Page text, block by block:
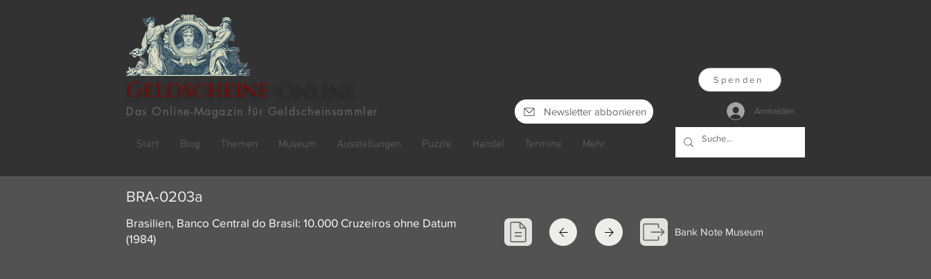
Geldscheine
Das Online-Magazin für Geldscheinsammler Newsletter abbonieren
Start Blog Themen Museum Ausstellungen Puzzle Handel Termine Mehr
Spenden
Anmelden
BRA-0203a
Brasilien, Banco Central do Brasil: 10.000 Cruzeiros ohne Datum
(1984)
Bank Note Museum